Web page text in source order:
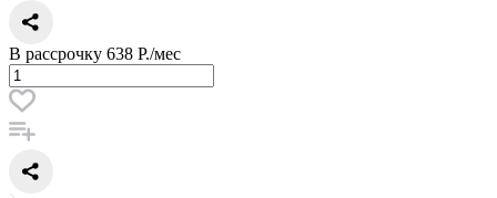
В рассрочку 638 Р./мес